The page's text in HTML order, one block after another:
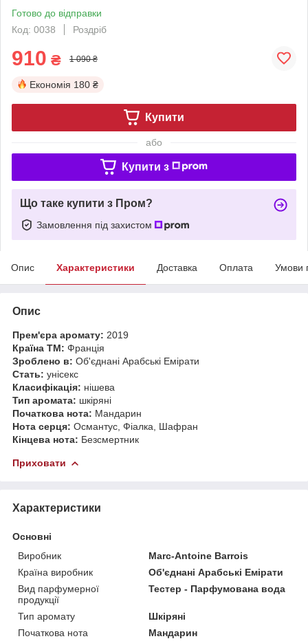
Готово до відправки
Код: 0038
Роздріб
910 ₴ 1 090 ₴
Економія 180 ₴
Купити
або
Купити з
Що таке купити з Пром?
Замовлення під захистом
Опис Характеристики Доставка Оплата Умови
Опис
Прем'єра аромату: 2019
Країна ТМ: Франція
Зроблено в: Об'єднані Арабські Емірати
Стать: унісекс
Класифікація: нішева
Тип аромата: шкіряні
Початкова нота: Мандарин
Нота серця: Османтус, Фіалка, Шафран
Кінцева нота: Безсмертник
Приховати
Характеристики
Основні
Виробник
Marc-Antoine Barrois
Країна виробник
Об'єднані Арабські Емірати
Вид парфумерної
продукції
Тестер - Парфумована вода
Тип аромату
Шкіряні
Початкова нота
Мандарин